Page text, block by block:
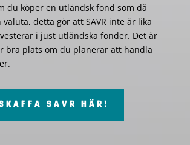
du köper en utländsk fond som då
detta gör att SAVR inte är lika
i just utländska fonder. Det är
bra plats om du planerar att handla
SAVR HÄR!